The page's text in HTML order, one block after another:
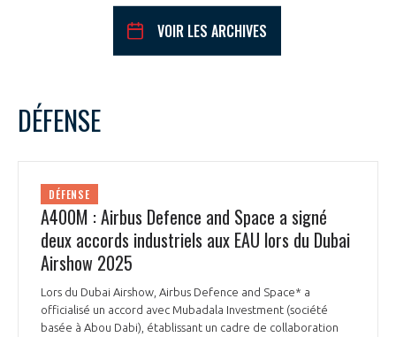
COMMUNIQUÉS DE PRESSE
LE GIFAS
NOTRE VISION
NOS MISSIONS
NOTRE HISTOIRE
ORGANISATION
LE CONSEIL DU GIFAS
L’ÉQUIPE DU GIFAS
FONCTIONNEMENT
GEADS
ACCOMPAGNEMENT DE NOS ADHÉRENTS
VOIR LES ARCHIVES
1
2
10
11 13
17
18 19 20 21 22
24
DÉFENSE
DÉFENSE
A400M : Airbus Defence and Space a signé
deux accords industriels aux EAU lors du Dubai
Airshow 2025
Lors du Dubai Airshow, Airbus Defence and Space* a
officialisé un accord avec Mubadala Investment (société
basée à Abou Dabi), établissant un cadre de collaboration
PAS ENCORE ADHÉRENT ?
VOUS ÊTES UN PROFESSIONNEL DE LA FILIÈRE ?
votre réseau au sein d’un écosystème intégré et
OUI NON